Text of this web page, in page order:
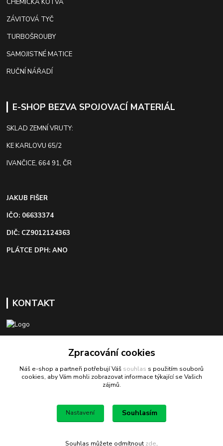
CHEMICKÁ KOTVA
ZÁVITOVÁ TYČ
TURBOŠROUBY
SAMOJISTNÉ MATICE
RUČNÍ NÁŘADÍ
E-SHOP BEZVA SPOJOVACÍ MATERIÁL
SKLAD ZEMNÍ VRUTY:
KE KARLOVU 65/2
IVANČICE, 664 91, ČR
JAKUB FIŠER
IČO: 06633374
DIČ: CZ9012124363
PLÁTCE DPH: ANO
KONTAKT
+420 603 418 822
odbyt@bezva-spojovacimaterial.cz
Bezva spojovací materiál
Zpracování cookies
Náš e-shop a partneři potřebují Váš souhlas s použitím souborů
cookies, aby Vám mohli zobrazovat informace týkající se Vašich
zájmů.
Nastavení Souhlasím
Souhlas můžete odmítnout zde.